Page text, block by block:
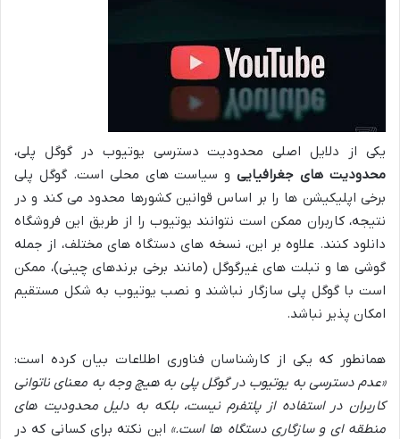
یکی از دلایل اصلی محدودیت دسترسی یوتیوب در گوگل پلی،
محدودیت های جغرافیاییو سیاست های محلی است. گوگل پلی
برخی اپلیکیشن ها را بر اساس قوانین کشورها محدود می کند و در
نتیجه، کاربران ممکن است نتوانند یوتیوب را از طریق این فروشگاه
دانلود کنند. علاوه بر این، نسخه های دستگاه های مختلف، از جمله
گوشی ها و تبلت های غیرگوگل (مانند برخی برندهای چینی)، ممکن
است با گوگل پلی سازگار نباشند و نصب یوتیوب به شکل مستقیم
امکان پذیر نباشد.
همانطور که یکی از کارشناسان فناوری اطلاعات بیان کرده است:
«عدم دسترسی به یوتیوب در گوگل پلی به هیچ وجه به معنای ناتوانی
کاربران در استفاده از پلتفرم نیست، بلکه به دلیل محدودیت های
منطقه ای و سازگاری دستگاه ها است.» این نکته برای کسانی که در